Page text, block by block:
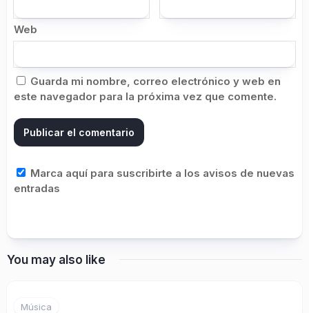
Web
Guarda mi nombre, correo electrónico y web en
este navegador para la próxima vez que comente.
Marca aquí para suscribirte a los avisos de nuevas
entradas
You may also like
Música